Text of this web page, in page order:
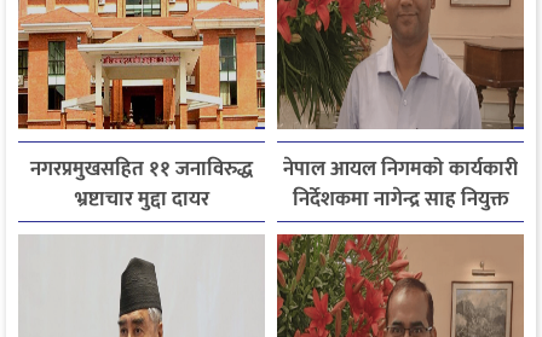
नगरप्रमुखसहित ११ जनाविरुद्ध
भ्रष्टाचार मुद्दा दायर
नेपाल आयल निगमको कार्यकारी
निर्देशकमा नागेन्द्र साह नियुक्त